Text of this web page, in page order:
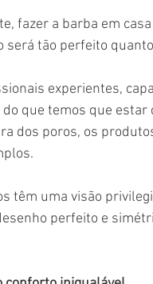
fazer a barba em
tão perfeito
experientes,
que temos que
dos poros, os
têm uma visão
perfeito e